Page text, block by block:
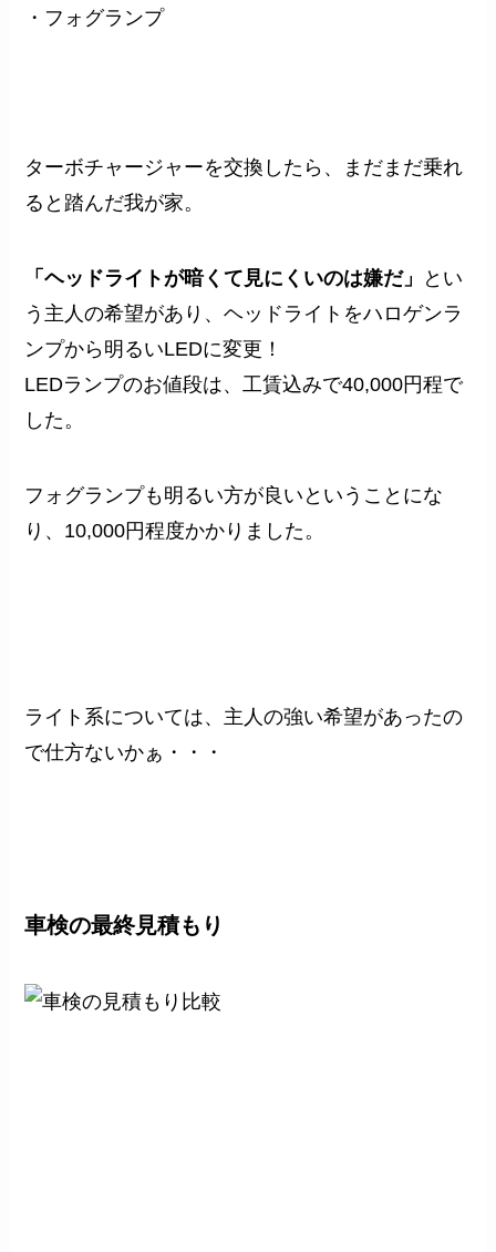
・フォグランプ
ターボチャージャーを交換したら、まだまだ乗れ
ると踏んだ我が家。
「ヘッドライトが暗くて見にくいのは嫌だ」
とい
う主人の希望があり、ヘッドライトをハロゲンラ
ンプから明るいLEDに変更！
LEDランプのお値段は、工賃込みで40,000円程で
した。
フォグランプも明るい方が良いということにな
り、10,000円程度かかりました。
ライト系については、主人の強い希望があったの
で仕方ないかぁ・・・
車検の最終見積もり